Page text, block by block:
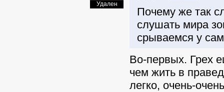
Удален
Почему же так
слушать мира
срываемся у
Во-первых. Грех
чем жить в
легко, очень-